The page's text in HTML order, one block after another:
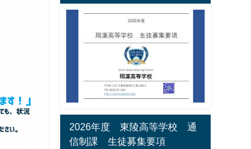
2026年度 東陵高等学校 通
信制課 生徒募集要項